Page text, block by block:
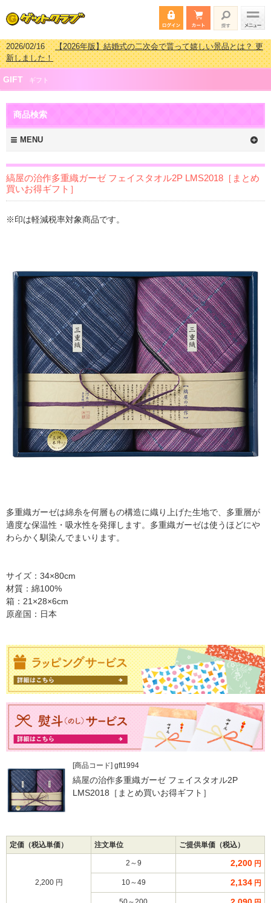
2026/02/16【2026年版】結婚式の二次会で貰って嬉しい景品とは？ 更
新しました！
2026/02/03【2026年版】ゴルフコンペ景品 3000円未満［2000円～
2999円編］もらってうれしい人気ラ…
2026/07/15【2026年版】ビンゴゲーム景品おすすめ金額別人気ランキ
ング 更新しました！
2026/04/03
2999円編］もらってうれしい人気ラ…
GIFT ギフト
商品検索
MENU
縞屋の治作多重織ガーゼ フェイスタオル2P LMS2018［まとめ
買いお得ギフト］
※印は軽減税率対象商品です。
多重織ガーゼは綿糸を何層もの構造に織り上げた生地で、多重層が
適度な保温性・吸水性を発揮します。多重織ガーゼは使うほどにや
わらかく馴染んでまいります。
サイズ：34×80cm
材質：綿100%
箱：21×28×6cm
原産国：日本
[商品コード] gft1994
縞屋の治作多重織ガーゼ フェイスタオル2P
LMS2018［まとめ買いお得ギフト］
定価（税込単価） 注文単位 ご提供単価（税込）
2,200 円
2～9 2,200 円
10～49 2,134 円